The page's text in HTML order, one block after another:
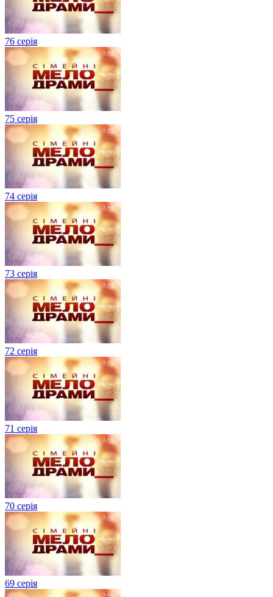
76 серія
75 серія
74 серія
73 серія
72 серія
71 серія
70 серія
69 серія